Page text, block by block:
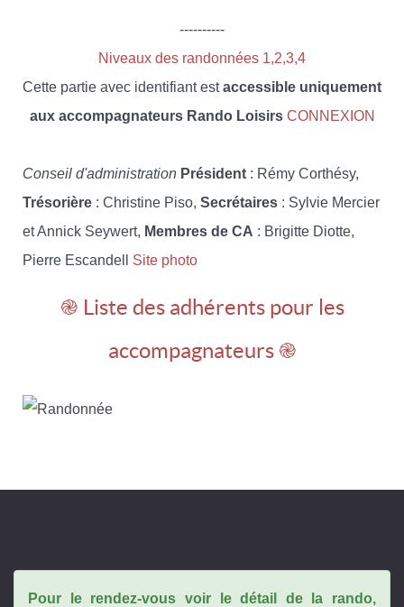
----------
Niveaux des randonnées 1,2,3,4
Cette partie avec identifiant estaccessible uniquement
aux accompagnateurs Rando Loisirs CONNEXION
Conseil d'administration Président : Rémy Corthésy,
Trésorière : Christine Piso, Secrétaires : Sylvie Mercier
et Annick Seywert, Membres de CA : Brigitte Diotte,
Pierre Escandell Site photo
֎ Liste des adhérents pour les
accompagnateurs ֎
Pour le rendez-vous voir le détail de la rando,